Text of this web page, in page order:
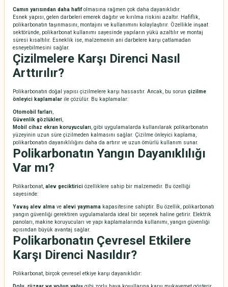
Camın yarısından daha hafifolmasına rağmen çok daha dayanıklıdır.
Esnek yapısı, gelen darbeleri emerek dağıtır ve kırılma riskini azaltır. Hafiflik,
polikarbonatın taşınmasını, montajını ve kullanımını kolaylaştırır. Özellikle inşaat
sektöründe, polikarbonat kullanımı sayesinde yapıların yükü azaltılır ve montaj
süresi kısaltılır. Esneklik ise, malzemenin ani darbelere karşı çatlamadan
esneyebilmesini sağlar.
Çizilmelere Karşı Direnci Nasıl
Arttırılır?
Polikarbonatın doğal yapısı çizilmelere karşı hassastır. Ancak, bu sorun çizilme
önleyici kaplamalar ile çözülür. Bu kaplamalar:
Otomobil farları
Güvenlik gözlükleri
Mobil cihaz ekran koruyucuları , gibi uygulamalarda kullanılarak polikarbonatın
yüzeyinin uzun süre çizilmeden kalmasını sağlar. Çizilme önleyici kaplama,
polikarbonatın dayanıklılığını daha da artırır ve uzun ömürlü kullanım sunar.
Polikarbonatın Yangın Dayanıklılığı
Var mı?
Polikarbonat, alev geciktirici özelliklere sahip bir malzemedir. Bu özelliği
sayesinde:
Yavaş alev alma ve alevi yaymama kapasitesine sahiptir. Bu özellik, polikarbonatı
yangın güvenliği gerektiren uygulamalarda ideal bir seçenek haline getirir. Elektrik
panoları, makine koruyucuları ve yapı kaplamalarında kullanımı, yangın güvenliği
açısından büyük avantaj sağlar.
Polikarbonatın Çevresel Etkilere
Karşı Direnci Nasıldır?
Polikarbonat, birçok çevresel etkiye karşı dayanıklıdır: